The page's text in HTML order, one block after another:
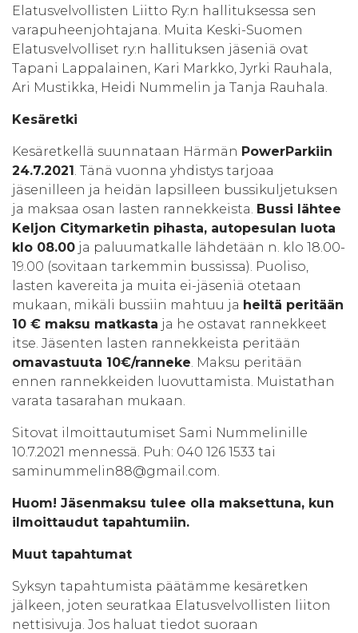
Elatusvelvollisten Liitto Ry:n hallituksessa sen
varapuheenjohtajana. Muita Keski-Suomen
Elatusvelvolliset ry:n hallituksen jäseniä ovat
Tapani Lappalainen, Kari Markko, Jyrki Rauhala,
Ari Mustikka, Heidi Nummelin ja Tanja Rauhala.
Kesäretki
Kesäretkellä suunnataan Härmän PowerParkiin
24.7.2021 . Tänä vuonna yhdistys tarjoaa
jäsenilleen ja heidän lapsilleen bussikuljetuksen
ja maksaa osan lasten rannekkeista. Bussi lähtee
Keljon Citymarketin pihasta, autopesulan luota
klo 08.00 ja paluumatkalle lähdetään n. klo 18.00-
19.00 (sovitaan tarkemmin bussissa). Puoliso,
lasten kavereita ja muita ei-jäseniä otetaan
mukaan, mikäli bussiin mahtuu ja heiltä peritään
10 € maksu matkasta ja he ostavat rannekkeet
itse. Jäsenten lasten rannekkeista peritään
omavastuuta 10€/ranneke . Maksu peritään
ennen rannekkeiden luovuttamista. Muistathan
varata tasarahan mukaan.
Sitovat ilmoittautumiset Sami Nummelinille
10.7.2021 mennessä. Puh: 040 126 1533 tai
saminummelin88@gmail.com.
Huom! Jäsenmaksu tulee olla maksettuna, kun
ilmoittaudut tapahtumiin.
Muut tapahtumat
Syksyn tapahtumista päätämme kesäretken
jälkeen, joten seuratkaa Elatusvelvollisten liiton
nettisivuja. Jos haluat tiedot suoraan